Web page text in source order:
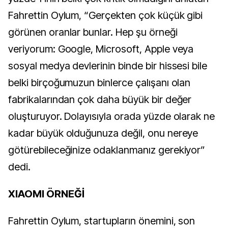
Fahrettin Oylum, “Gerçekten çok küçük gibi
görünen oranlar bunlar. Hep şu örneği
veriyorum: Google, Microsoft, Apple veya
sosyal medya devlerinin binde bir hissesi bile
belki birçoğumuzun binlerce çalışanı olan
fabrikalarından çok daha büyük bir değer
oluşturuyor. Dolayısıyla orada yüzde olarak ne
kadar büyük olduğunuza değil, onu nereye
götürebileceğinize odaklanmanız gerekiyor”
dedi.
XIAOMI ÖRNEĞİ
Fahrettin Oylum, startupların önemini, son